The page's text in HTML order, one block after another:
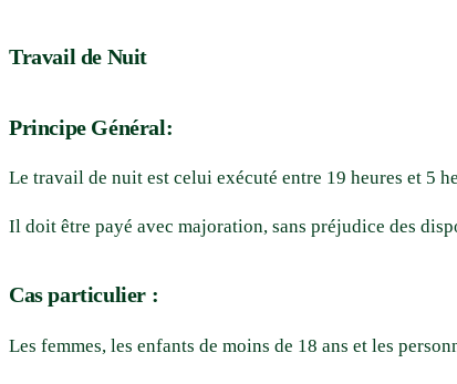
Travail de Nuit
Principe Général:
Le travail de nuit est celui exécuté entre 19 heures et 5
Il doit être payé avec majoration, sans préjudice des
Cas particulier :
Les femmes, les enfants de moins de 18 ans et les